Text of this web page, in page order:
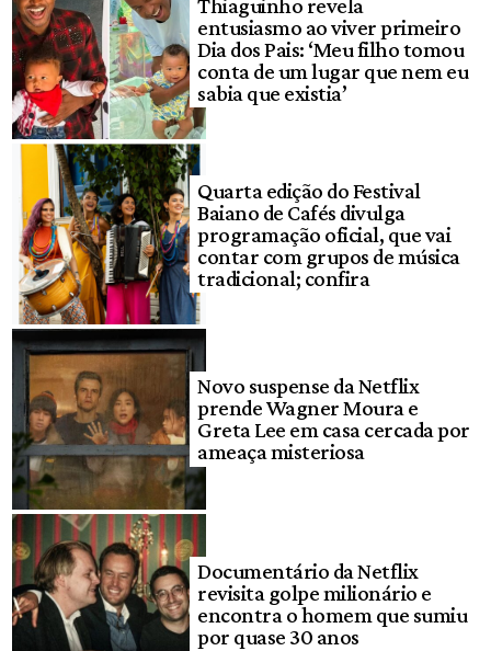
Thiaguinho revela
entusiasmo ao viver primeiro
Dia dos Pais: ‘Meu filho tomou
conta de um lugar que nem eu
sabia que existia’
Quarta edição do Festival
Baiano de Cafés divulga
programação oficial, que vai
contar com grupos de música
tradicional; confira
Novo suspense da Netflix
prende Wagner Moura e
Greta Lee em casa cercada por
ameaça misteriosa
Documentário da Netflix
revisita golpe milionário e
encontra o homem que sumiu
por quase 30 anos